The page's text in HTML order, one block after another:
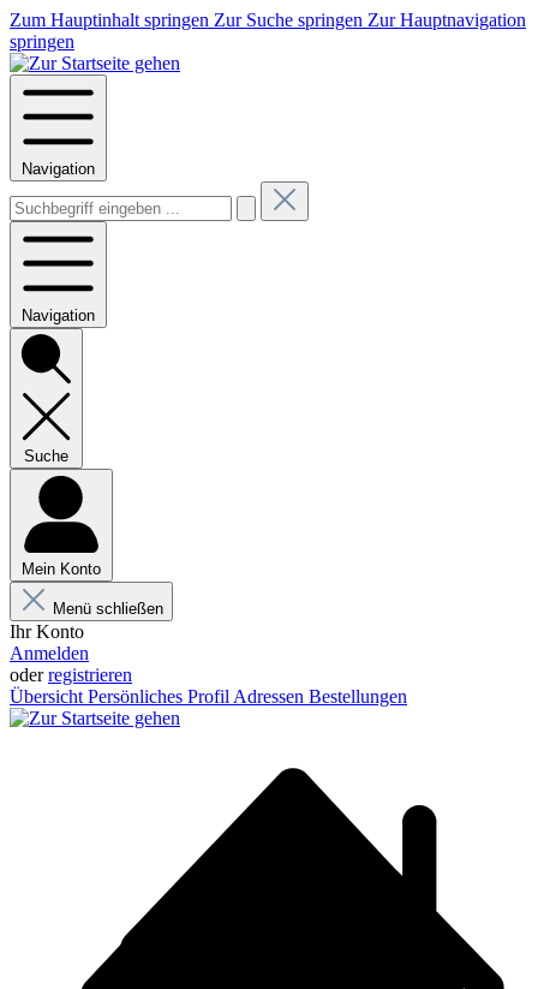
Zum Hauptinhalt springen Zur Suche springen Zur Hauptnavigation
springen
Navigation
Navigation
Suche
Mein Konto
Menü schließen
Ihr Konto
Anmelden
oderregistrieren
Übersicht Persönliches Profil Adressen Bestellungen